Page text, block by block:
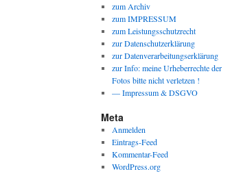
zum Archiv
zum IMPRESSUM
zum Leistungsschutzrecht
zur Datenschutzerklärung
zur Datenverarbeitungserklärung
zur Info: meine Urheberrechte der
Fotos bitte nicht verletzen !
— Impressum & DSGVO
Meta
Anmelden
Eintrags-Feed
Kommentar-Feed
WordPress.org